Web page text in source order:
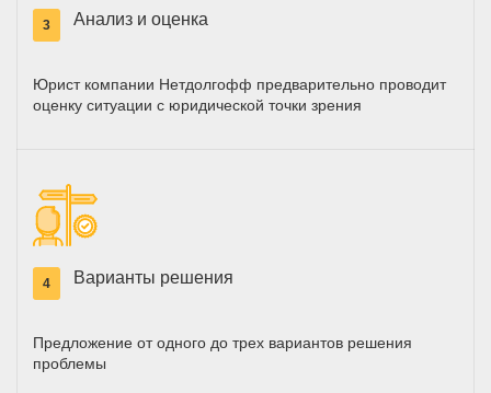
3 Анализ и оценка
Юрист компании Нетдолгофф предварительно проводит
оценку ситуации с юридической точки зрения
4 Варианты решения
Предложение от одного до трех вариантов решения
проблемы